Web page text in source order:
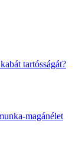
tartósságát?
magánélet